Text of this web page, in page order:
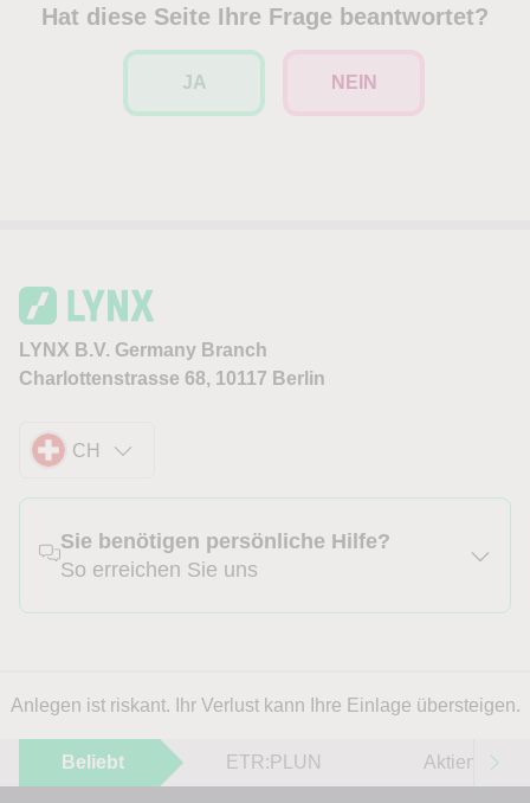
Hat diese Seite Ihre Frage beantwortet?
JA NEIN
LYNX B.V. Germany Branch
Charlottenstrasse 68, 10117 Berlin
CH
Sie benötigen persönliche Hilfe?
So erreichen Sie uns
Anlegen ist riskant. Ihr Verlust kann Ihre Einlage übersteigen.
Beliebt ETR:PLUN Aktien im